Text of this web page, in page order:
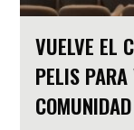
VUELVE EL
PELIS
COMUNIDAD